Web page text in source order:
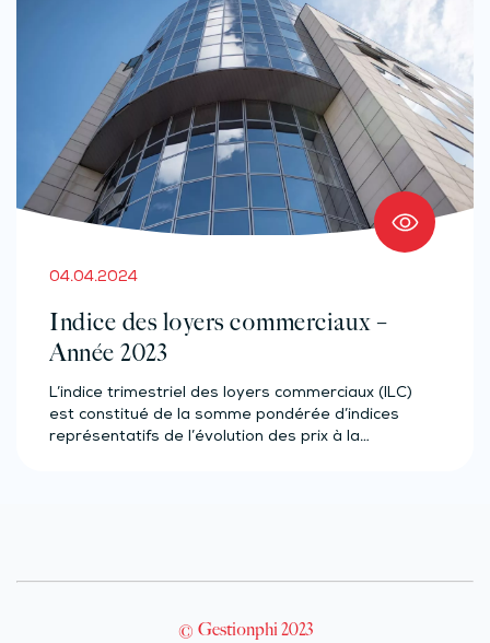
04.04.2024
Indice des loyers commerciaux –
Année 2023
L’indice trimestriel des loyers commerciaux (ILC)
est constitué de la somme pondérée d’indices
représentatifs de l’évolution des prix à la…
© Gestionphi 2023